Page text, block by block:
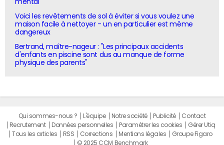
mental"
Voici les revêtements de sol à éviter si vous voulez une
maison facile à nettoyer - un en particulier est même
dangereux
Bertrand, maître-nageur : "Les principaux accidents
d'enfants en piscine sont dus au manque de forme
physique des parents"
Qui sommes-nous ? L'équipe Notre société Publicité
Contact
Recrutement
Données personnelles Paramétrer les cookies
Gérer Utiq
Tous les articles
RSS Corrections Mentions légales
Groupe Figaro
© 2025 CCM Benchmark